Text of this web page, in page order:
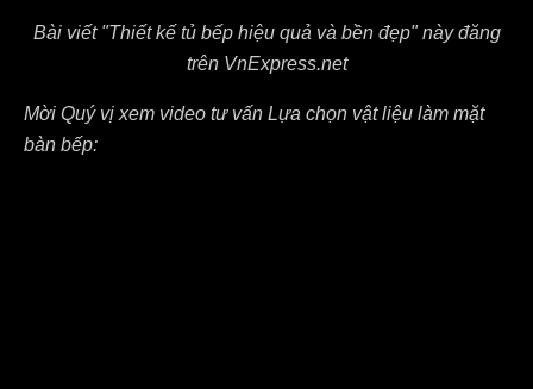
Bài viết "Thiết kế tủ bếp hiệu quả và bền đẹp" này đăng
trên VnExpress.net
Mời Quý vị xem video tư vấn Lựa chọn vật liệu làm mặt
bàn bếp: